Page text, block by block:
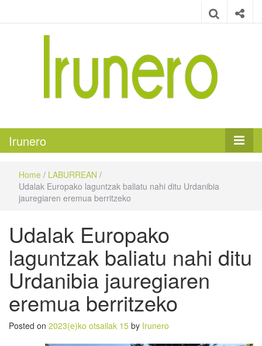
Irunero
Home / LABURREAN /
Udalak Europako laguntzak baliatu nahi ditu Urdanibia
jauregiaren eremua berritzeko
Udalak Europako
laguntzak baliatu nahi ditu
Urdanibia jauregiaren
eremua berritzeko
Posted on 2023(e)ko otsailak 15 by Irunero